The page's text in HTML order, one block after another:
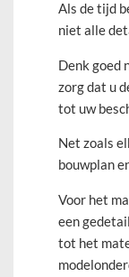
Als de tijd
niet alle
Denk goed
zorg dat u
tot uw
Net zoals
bouwplan
Voor het
een
tot het